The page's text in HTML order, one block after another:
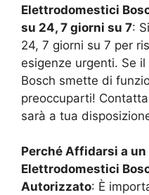
Elettrodomestici
su 24, 7 giorni su 7:
24, 7 giorni su 7 per
esigenze urgenti. Se
Bosch smette di
preoccuparti!
sarà a tua
Perché Affidarsi a
Elettrodomestici
Autorizzato: È